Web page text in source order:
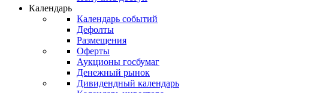
Откройте глобальную базу данных
Получить доступ
Календарь
Календарь событий
Дефолты
Размещения
Оферты